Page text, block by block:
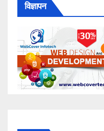
विज्ञापन